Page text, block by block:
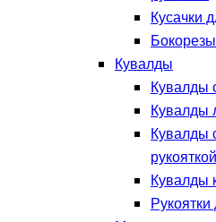
Кусачки
Кувалды
Кувалды
Кувалды
Кувалды
рукояткой
Кувалды